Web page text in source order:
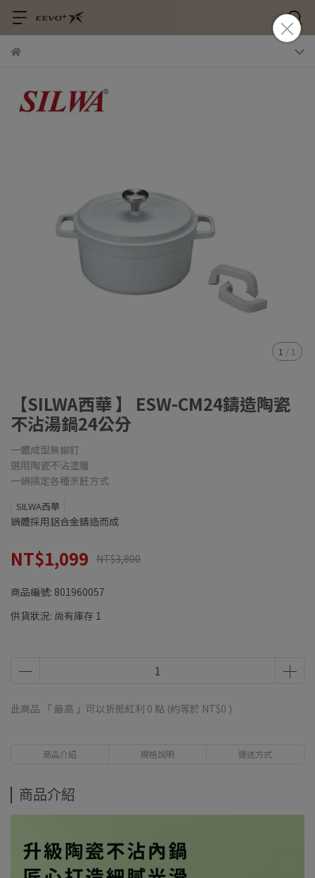
1 / 1
【SILWA西華 】 ESW-CM24鑄造陶瓷
不沾湯鍋24公分
一體成型無鉚釘
選用陶瓷不沾塗層
一鍋搞定各種烹飪方式
SILWA西華
鍋體採用鋁合金鑄造而成
NT$1,099 NT$3,800
商品編號: 801960057
供貨狀況: 尚有庫存 1
此商品 「 最高 」可以折抵紅利 0 點 (約等於 NT$0 )
商品介紹 規格說明 運送方式
商品介紹